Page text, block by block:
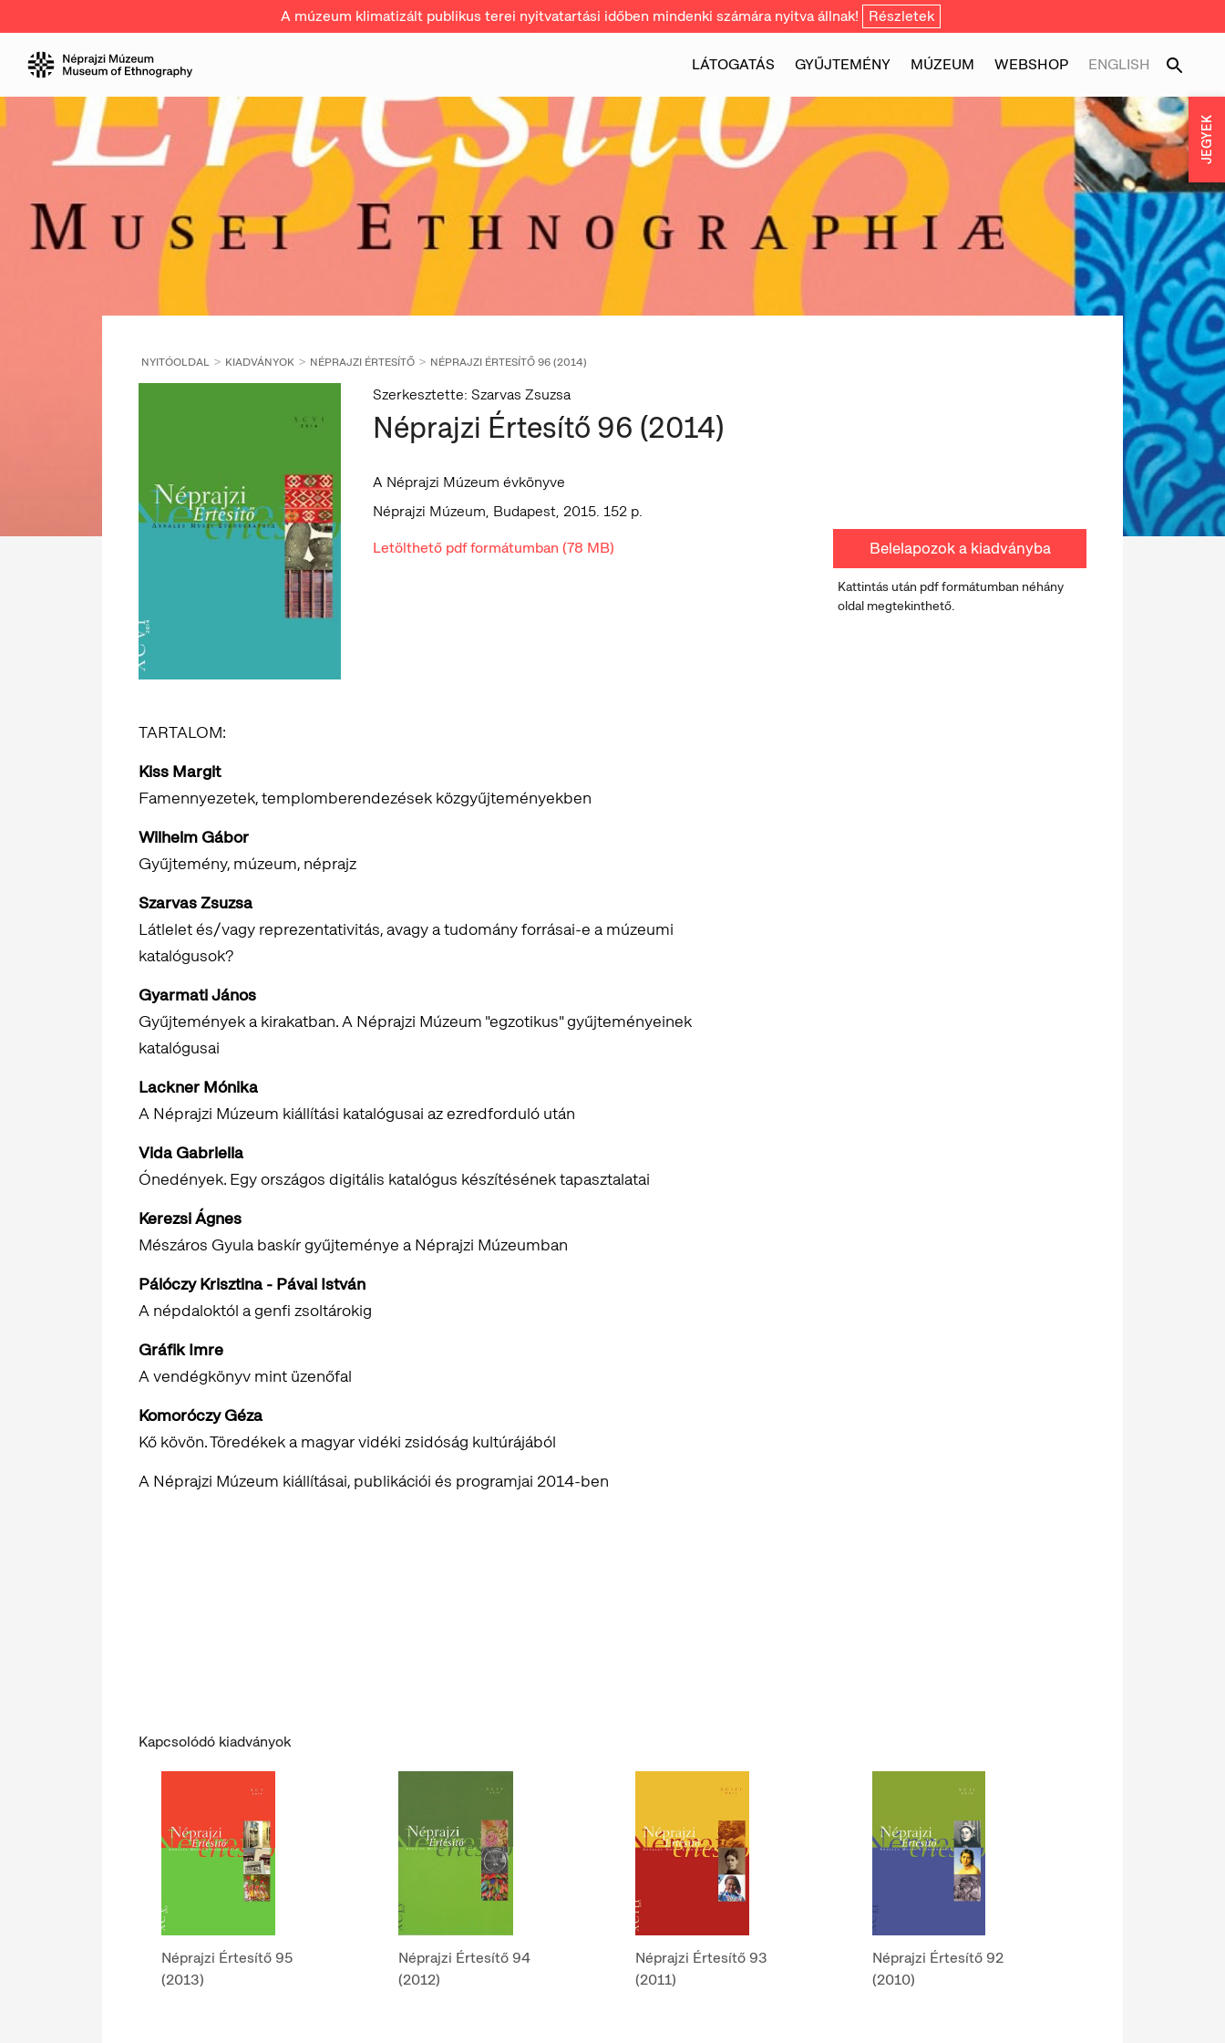
A múzeum klimatizált publikus terei nyitvatartási időben mindenki számára nyitva állnak! Részletek
LÁTOGATÁS GYŰJTEMÉNY MÚZEUM WEBSHOP ENGLISH
NYITÓOLDAL KIADVÁNYOK NÉPRAJZI ÉRTESÍTŐ NÉPRAJZI ÉRTESÍTŐ 96 (2014)
Szerkesztette: Szarvas Zsuzsa
Néprajzi Értesítő 96 (2014)
A Néprajzi Múzeum évkönyve
Néprajzi Múzeum, Budapest, 2015. 152 p.
Letölthető pdf formátumban (78 MB)
TARTALOM:
Kiss Margit
Famennyezetek, templomberendezések közgyűjteményekben
Wilhelm Gábor
Gyűjtemény, múzeum, néprajz
Szarvas Zsuzsa
Látlelet és/vagy reprezentativitás, avagy a tudomány forrásai-e a múzeumi
katalógusok?
Gyarmati János
Gyűjtemények a kirakatban. A Néprajzi Múzeum "egzotikus" gyűjteményeinek
katalógusai
Lackner Mónika
A Néprajzi Múzeum kiállítási katalógusai az ezredforduló után
Vida Gabriella
Ónedények. Egy országos digitális katalógus készítésének tapasztalatai
Kerezsi Ágnes
Mészáros Gyula baskír gyűjteménye a Néprajzi Múzeumban
Pálóczy Krisztina - Pávai István
A népdaloktól a genfi zsoltárokig
Gráfik Imre
A vendégkönyv mint üzenőfal
Komoróczy Géza
Kő kövön. Töredékek a magyar vidéki zsidóság kultúrájából
A Néprajzi Múzeum kiállításai, publikációi és programjai 2014-ben
Belelapozok a kiadványba
Kattintás után pdf formátumban néhány
oldal megtekinthető.
Kapcsolódó kiadványok
Néprajzi Értesítő 95
(2013)
Néprajzi Értesítő 94
(2012)
Néprajzi Értesítő 93
(2011)
Néprajzi Értesítő 92
(2010)
JEGYEK